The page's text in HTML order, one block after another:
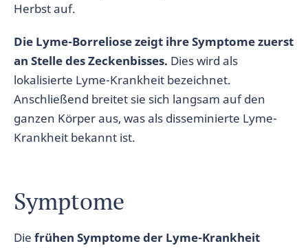
Herbst auf.
Die Lyme-Borreliose zeigt ihre Symptome zuerst
an Stelle des Zeckenbisses. Dies wird als
lokalisierte Lyme-Krankheit bezeichnet.
Anschließend breitet sie sich langsam auf den
ganzen Körper aus, was als disseminierte Lyme-
Krankheit bekannt ist.
Symptome
Die frühen Symptome der Lyme-Krankheit